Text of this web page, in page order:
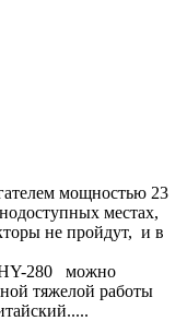
мощностью 23
местах,
не пройдут, и в
280 можно
тяжелой работы